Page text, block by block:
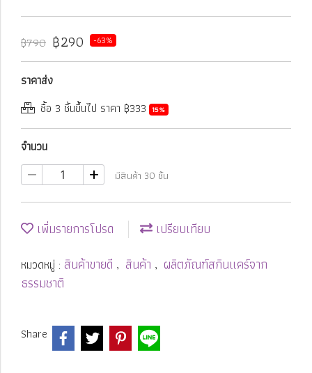
฿790 ฿290 -63%
ราคาส่ง
ชื้อ 3 ชิ้นขึ้นไป ราคา ฿333 15%
จำนวน
มีสินค้า 30 ชิ้น
เพิ่มรายการโปรด เปรียบเทียบ
หมวดหมู่ : สินค้าขายดี , สินค้า , ผลิตภัณฑ์สกินแคร์จาก
ธรรมชาติ
Share